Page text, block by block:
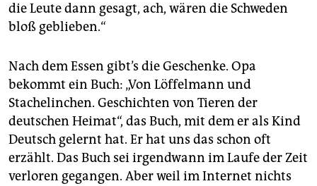
die Leute dann gesagt, ach, wären die Schweden
bloß geblieben.“
Nach dem Essen gibt’s die Geschenke. Opa
bekommt ein Buch: „Von Löffelmann und
Stachelinchen. Geschichten von Tieren der
deutschen Heimat“, das Buch, mit dem er als Kind
Deutsch gelernt hat. Er hat uns das schon oft
erzählt. Das Buch sei irgendwann im Laufe der Zeit
verloren gegangen. Aber weil im Internet nichts